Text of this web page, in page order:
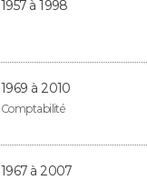
1957 à 1998
1969 à 2010
Comptabilité
1967 à 2007